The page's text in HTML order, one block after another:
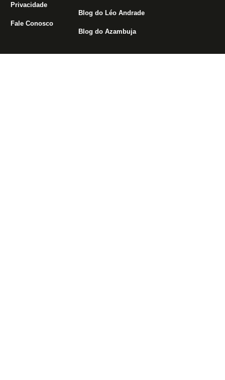
Privacidade
Fale Conosco
Blog do Léo Andrade
Blog do Azambuja